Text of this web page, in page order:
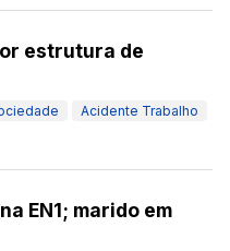
estrutura de
Acidente Trabalho
EN1; marido em